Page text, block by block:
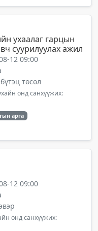
ухаалаг гарцын
суурилуулах ажил
12 09:00
төсөл
онд санхүүжих:
арга
12 09:00
онд санхүүжих: